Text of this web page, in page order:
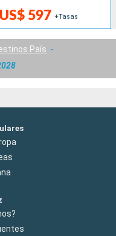
US$ 597 +Tasas
País